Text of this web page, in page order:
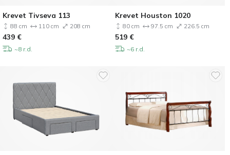
Krevet Tivseva 113
88 cm 110 cm 208 cm
439 €
~8 r.d.
Krevet Houston 1020
80 cm 97.5 cm 226.5 cm
519 €
~6 r.d.